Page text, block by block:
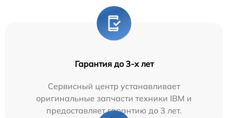
Гарантия до 3-х лет
Сервисный центр устанавливает
оригинальные запчасти техники IBM и
предоставляет гарантию до 3 лет.